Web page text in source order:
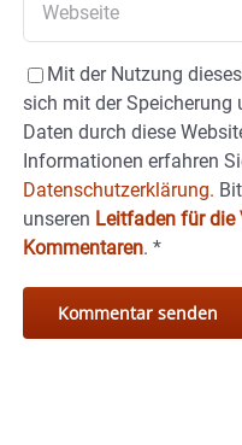
Mit der Nutzung
sich mit der Speicherung
Daten durch diese
Informationen erfahren
Datenschutzerklärung.
unseren Leitfaden für
Kommentaren. *